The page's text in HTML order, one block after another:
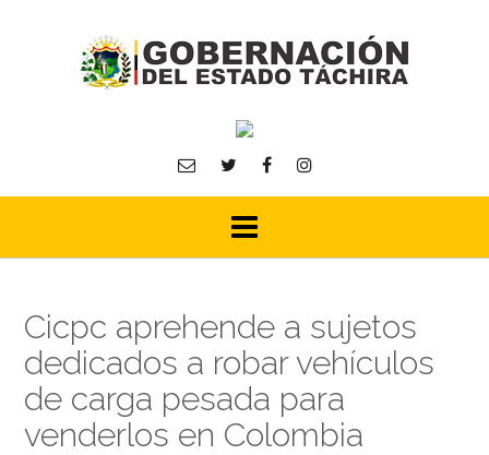
Cicpc aprehende a sujetos
dedicados a robar vehículos
de carga pesada para
venderlos en Colombia